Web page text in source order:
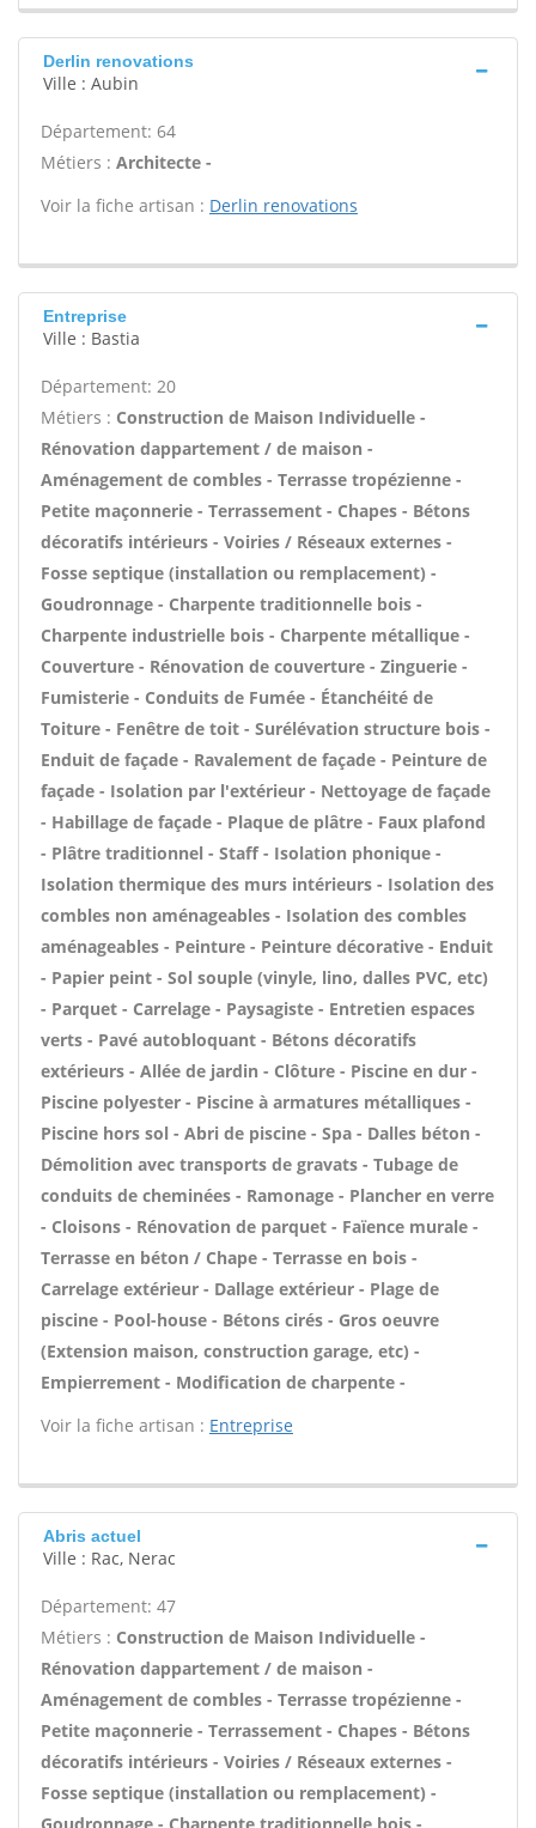
Derlin renovations
Ville : Aubin
Département: 64
Métiers : Architecte -
Voir la fiche artisan : Derlin renovations
Entreprise
Ville : Bastia
Département: 20
Métiers : Construction de Maison Individuelle -
Rénovation dappartement / de maison -
Aménagement de combles - Terrasse tropézienne -
Petite maçonnerie - Terrassement - Chapes - Bétons
décoratifs intérieurs - Voiries / Réseaux externes -
Fosse septique (installation ou remplacement) -
Goudronnage - Charpente traditionnelle bois -
Charpente industrielle bois - Charpente métallique -
Couverture - Rénovation de couverture - Zinguerie -
Fumisterie - Conduits de Fumée - Étanchéité de
Toiture - Fenêtre de toit - Surélévation structure bois -
Enduit de façade - Ravalement de façade - Peinture de
façade - Isolation par l'extérieur - Nettoyage de façade
- Habillage de façade - Plaque de plâtre - Faux plafond
- Plâtre traditionnel - Staff - Isolation phonique -
Isolation thermique des murs intérieurs - Isolation des
combles non aménageables - Isolation des combles
aménageables - Peinture - Peinture décorative - Enduit
- Papier peint - Sol souple (vinyle, lino, dalles PVC, etc)
- Parquet - Carrelage - Paysagiste - Entretien espaces
verts - Pavé autobloquant - Bétons décoratifs
extérieurs - Allée de jardin - Clôture - Piscine en dur -
Piscine polyester - Piscine à armatures métalliques -
Piscine hors sol - Abri de piscine - Spa - Dalles béton -
Démolition avec transports de gravats - Tubage de
conduits de cheminées - Ramonage - Plancher en verre
- Cloisons - Rénovation de parquet - Faïence murale -
Terrasse en béton / Chape - Terrasse en bois -
Carrelage extérieur - Dallage extérieur - Plage de
piscine - Pool-house - Bétons cirés - Gros oeuvre
(Extension maison, construction garage, etc) -
Empierrement - Modification de charpente -
Voir la fiche artisan : Entreprise
Abris actuel
Ville : Rac, Nerac
Département: 47
Métiers : Construction de Maison Individuelle -
Rénovation dappartement / de maison -
Aménagement de combles - Terrasse tropézienne -
Petite maçonnerie - Terrassement - Chapes - Bétons
décoratifs intérieurs - Voiries / Réseaux externes -
Fosse septique (installation ou remplacement) -